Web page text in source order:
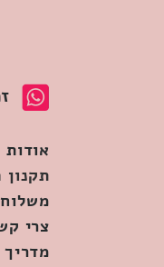
צרי